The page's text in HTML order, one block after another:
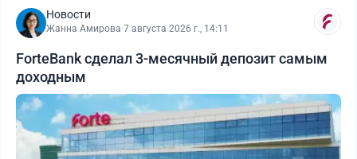
Новости
Жанна Амирова·7 августа 2026 г., 14:11
ForteBank сделал 3-месячный депозит самым
доходным